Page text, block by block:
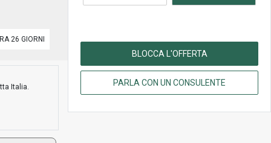
BLOCCA L'OFFERTA
PARLA CON UN CONSULENTE
26 GIORNI
Italia.